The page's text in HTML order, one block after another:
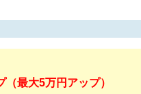
（最大5万円アップ）